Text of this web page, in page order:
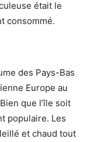
était le
consommé.
des Pays-Bas
Europe au
que l’île soit
populaire. Les
et chaud tout